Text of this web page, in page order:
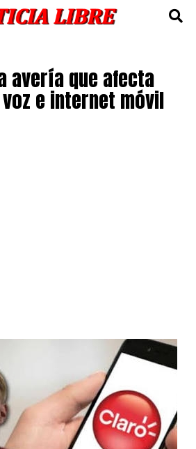
avería que afecta
e internet móvil